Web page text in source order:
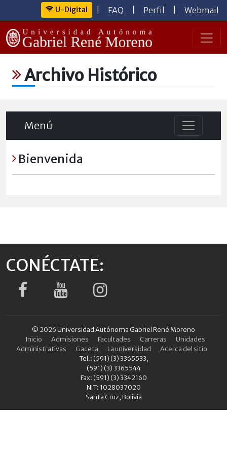
U-Digital FAQ Perfil Webmail
Archivo Histórico
Menú
Bienvenida
CONÉCTATE:
© 2026 Universidad Autónoma Gabriel René Moreno
Inicio
Admisiones Facultades Carreras
Unidades
Administrativas
Gaceta La universidad
Acerca del sitio
Tel.: (591) (3) 3365533,
(591) (3) 3365544
Fax: (591) (3) 3342160
NIT: 1028037020
Santa Cruz, Bolivia